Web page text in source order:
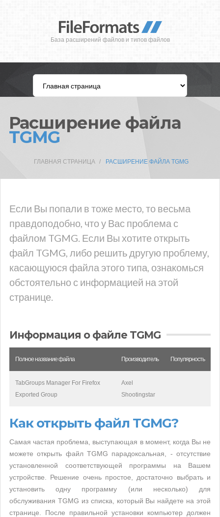
База расширений файлов и типов файлов
Расширение файла
TGMG
ГЛАВНАЯ СТРАНИЦА РАСШИРЕНИЕ ФАЙЛА TGMG
Если Вы попали в тоже место, то весьма
правдоподобно, что у Вас проблема с
файлом TGMG. Если Вы хотите открыть
файл TGMG, либо решить другую проблему,
касающуюся файла этого типа, ознакомься
обстоятельно с информацией на этой
странице.
Информация о файле TGMG
Полное название файла Производитель Популярность
TabGroups Manager For Firefox
Exported Group
Axel
Shootingstar
Как открыть файл TGMG?
Самая частая проблема, выступающая в момент, когда Вы не
можете открыть файл TGMG парадоксальная, - отсутствие
установленной соответствующей программы на Вашем
устройстве. Решение очень простое, достаточно выбрать и
установить одну программу (или несколько) для
обслуживания TGMG из списка, который Вы найдете на этой
странице. После правильной установки компьютер должен